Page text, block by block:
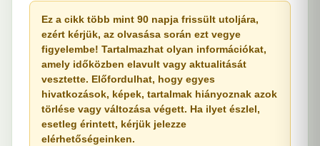
Ez a cikk több mint 90 napja frissült utoljára,
ezért kérjük, az olvasása során ezt vegye
figyelembe! Tartalmazhat olyan információkat,
amely időközben elavult vagy aktualitását
vesztette. Előfordulhat, hogy egyes
hivatkozások, képek, tartalmak hiányoznak azok
törlése vagy változása végett. Ha ilyet észlel,
esetleg érintett, kérjük jelezze
elérhetőségeinken.